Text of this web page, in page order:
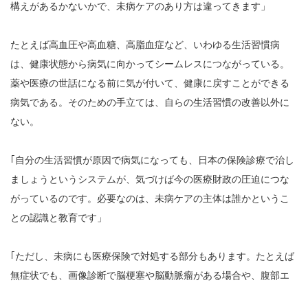
構えがあるかないかで、未病ケアのあり方は違ってきます」
たとえば高血圧や高血糖、高脂血症など、いわゆる生活習慣病
は、健康状態から病気に向かってシームレスにつながっている。
薬や医療の世話になる前に気が付いて、健康に戻すことができる
病気である。そのための手立ては、自らの生活習慣の改善以外に
ない。
｢自分の生活習慣が原因で病気になっても、日本の保険診療で治し
ましょうというシステムが、気づけば今の医療財政の圧迫につな
がっているのです。必要なのは、未病ケアの主体は誰かというこ
との認識と教育です」
｢ただし、未病にも医療保険で対処する部分もあります。たとえば
無症状でも、画像診断で脳梗塞や脳動脈瘤がある場合や、腹部エ